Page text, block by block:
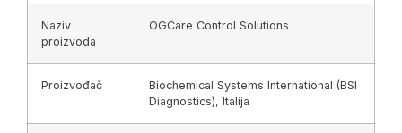
Naziv
proizvoda
OGCare Control Solutions
Proizvođač
Biochemical Systems International (BSI
Diagnostics), Italija